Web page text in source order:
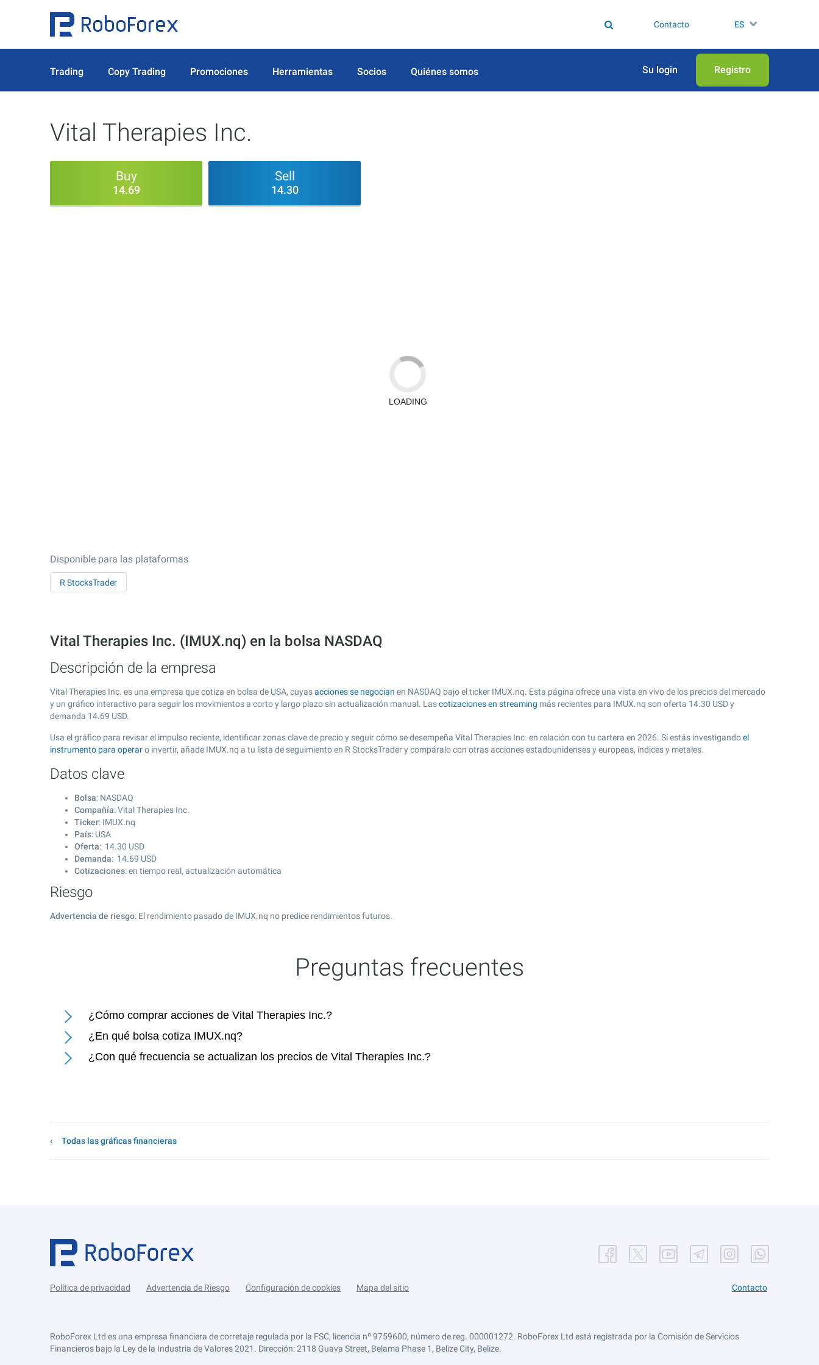
Contacto ES
Trading Copy Trading Promociones Herramientas Socios Quiénes somos Su login Registro
Vital Therapies Inc.
Buy
14.69
Sell
14.30
Disponible para las plataformas
R StocksTrader
Vital Therapies Inc. (IMUX.nq) en la bolsa NASDAQ
Descripción de la empresa
Vital Therapies Inc. es una empresa que cotiza en bolsa de USA, cuyasacciones se negocian en NASDAQ bajo el ticker IMUX.nq. Esta página ofrece una vista en vivo de los precios del mercado
y un gráfico interactivo para seguir los movimientos a corto y largo plazo sin actualización manual. Lascotizaciones en streaming más recientes para IMUX.nq son oferta 14.30 USD y
demanda 14.69 USD.
Usa el gráfico para revisar el impulso reciente, identificar zonas clave de precio y seguir cómo se desempeña Vital Therapies Inc. en relación con tu cartera en 2026. Si estás investigandoel
instrumento para operaro invertir, añade IMUX.nq a tu lista de seguimiento en R StocksTrader y compáralo con otras acciones estadounidenses y europeas, índices y metales.
Datos clave
Bolsa: NASDAQ
Compañía: Vital Therapies Inc.
Ticker: IMUX.nq
País: USA
Oferta: 14.30 USD
Demanda: 14.69 USD
Cotizaciones: en tiempo real, actualización automática
Riesgo
Advertencia de riesgo: El rendimiento pasado de IMUX.nq no predice rendimientos futuros.
Preguntas frecuentes
¿Cómo comprar acciones de Vital Therapies Inc.?
¿En qué bolsa cotiza IMUX.nq?
¿Con qué frecuencia se actualizan los precios de Vital Therapies Inc.?
Todas las gráficas financieras
Política de privacidad Advertencia de Riesgo Configuración de cookies Mapa del sitio Contacto
RoboForex Ltd es una empresa financiera de corretaje regulada por la FSC, licencia nº 9759600, número de reg. 000001272. RoboForex Ltd está registrada por la Comisión de Servicios
Financieros bajo la Ley de la Industria de Valores 2021. Dirección: 2118 Guava Street, Belama Phase 1, Belize City, Belize.